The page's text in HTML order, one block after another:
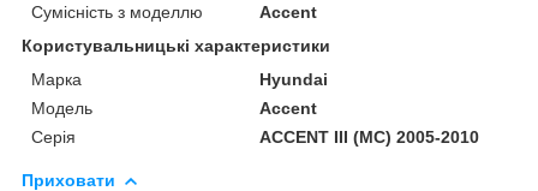
Сумісність з моделлю
Accent
Користувальницькі характеристики
Марка
Hyundai
Модель
Accent
Серія
ACCENT III (MC) 2005-2010
Приховати